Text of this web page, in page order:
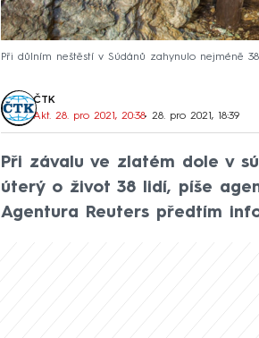
Při důlním neštěstí v Súdánů zahynulo nejméně
ČTK
Akt. 28. pro 2021, 20:38• 28. pro 2021, 18:39
Při závalu ve zlatém dole v
úterý o život 38 lidí, píše
Agentura Reuters předtím